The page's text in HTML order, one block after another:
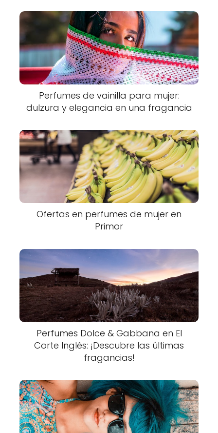
Perfumes de vainilla para mujer:
dulzura y elegancia en una fragancia
Ofertas en perfumes de mujer en
Primor
Perfumes Dolce & Gabbana en El
Corte Inglés: ¡Descubre las últimas
fragancias!